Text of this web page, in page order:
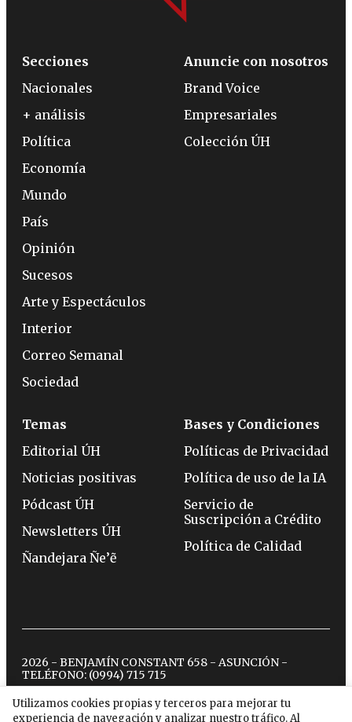
Utilizamos cookies propias y terceros para mejorar tu
experiencia de navegación y analizar nuestro tráfico. Al
Secciones
Nacionales
+ análisis
Política
Economía
Mundo
País
Opinión
Sucesos
Arte y Espectáculos
Interior
Correo Semanal
Sociedad
Anuncie con nosotros
Brand Voice
Empresariales
Colección ÚH
Temas
Editorial ÚH
Noticias positivas
Pódcast ÚH
Newsletters ÚH
Ñandejara Ñe’ẽ
Bases y Condiciones
Políticas de Privacidad
Política de uso de la IA
Servicio de
Suscripción a Crédito
Política de Calidad
2026 - BENJAMÍN CONSTANT 658 - ASUNCIÓN -
TELÉFONO: (0994) 715 715